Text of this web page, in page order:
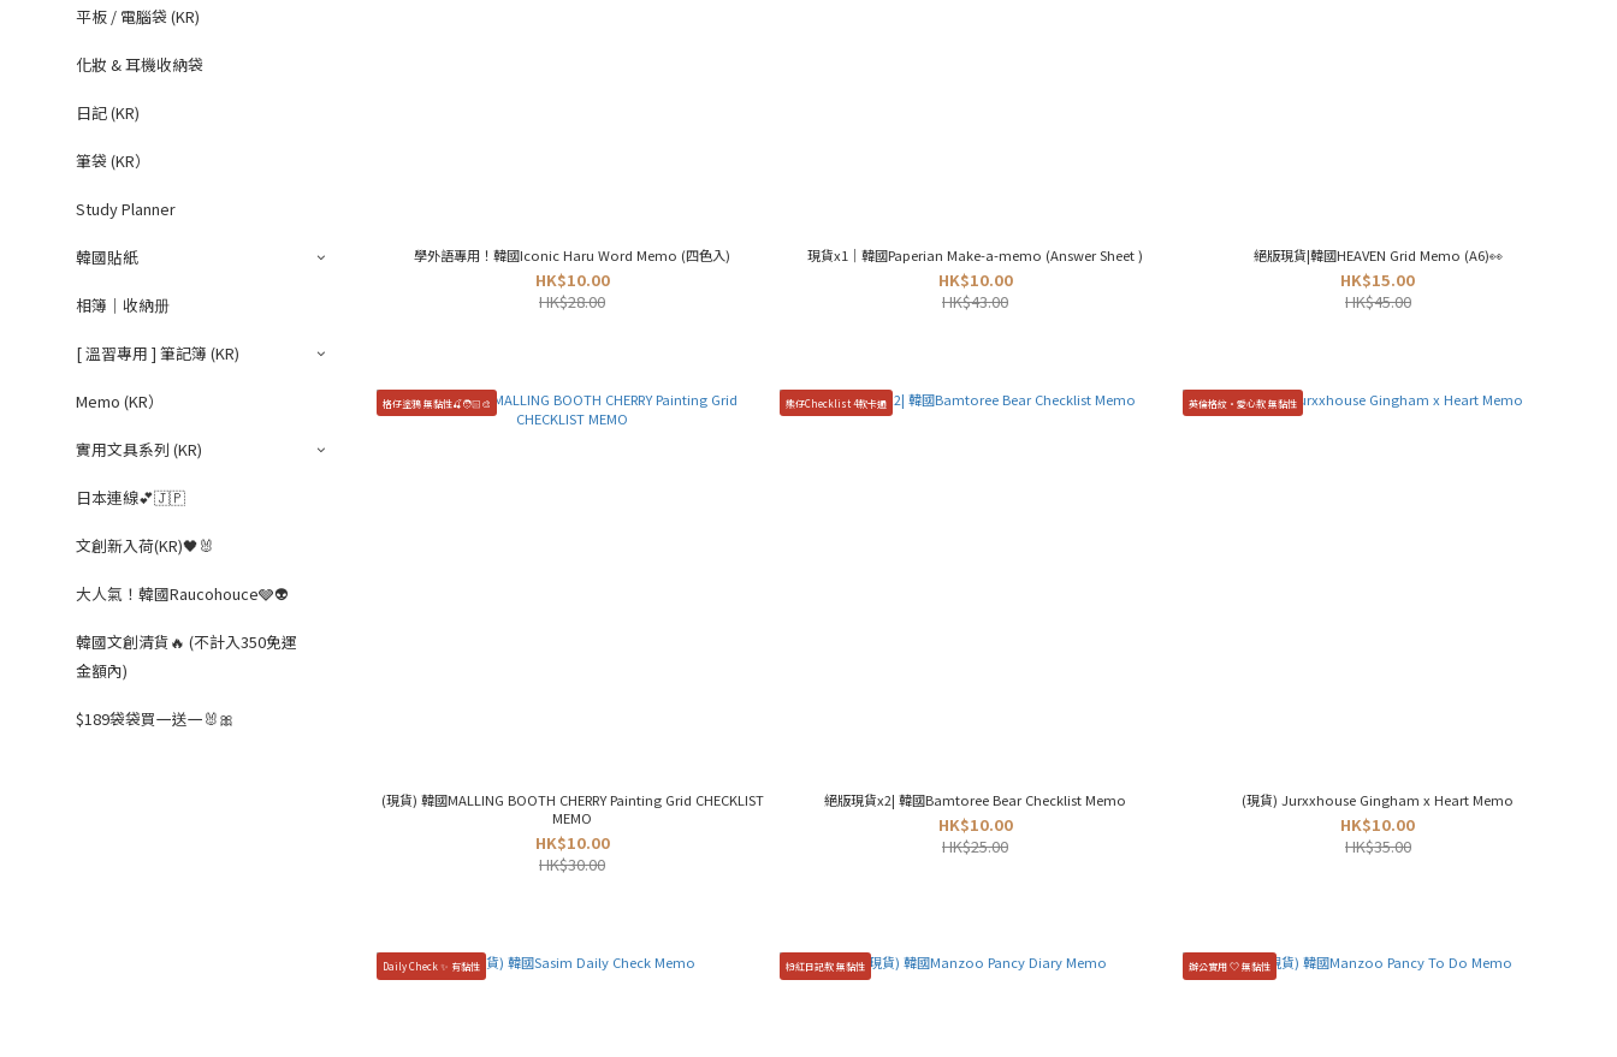
平板 / 電腦袋 (KR)
化妝 & 耳機收納袋
日記 (KR)
筆袋 (KR）
Study Planner
韓國貼紙
相簿｜收納册
[ 溫習專用 ] 筆記簿 (KR)
Memo (KR）
實用文具系列 (KR)
日本連線💕🇯🇵
文創新入荷(KR)🖤🐰
大人氣！韓國Raucohouce🩶👽
韓國文創清貨🔥 (不計入350免運
金額內)
$189袋袋買一送一🐰🎀
學外語專用！韓國Iconic Haru Word Memo (四色入)
HK$10.00
HK$28.00
現貨x1｜韓國Paperian Make-a-memo (Answer Sheet )
HK$10.00
HK$43.00
絕版現貨|韓國HEAVEN Grid Memo (A6)👀
HK$15.00
HK$45.00
格仔塗鴉 無黏性🍒🧑🏻‍🎨
(現貨) 韓國MALLING BOOTH CHERRY Painting Grid CHECKLIST
MEMO
HK$10.00
HK$30.00
熊仔Checklist 4款卡通
絕版現貨x2| 韓國Bamtoree Bear Checklist Memo
HK$10.00
HK$25.00
英倫格紋•愛心款 無黏性
(現貨) Jurxxhouse Gingham x Heart Memo
HK$10.00
HK$35.00
Daily Check ✨ 有黏性 粉紅日記款 無黏性 辦公實用 ♡ 無黏性